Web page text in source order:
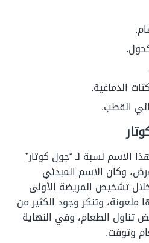
الدماغية.
القطب.
الاسم نسبة لـ “جول كوتار”
وكان الاسم المبدئي
تشخيص المريضة الأولى
ملعونة، وتنكر وجود الكثير من
تناول الطعام، وفي النهاية
وتوفت.